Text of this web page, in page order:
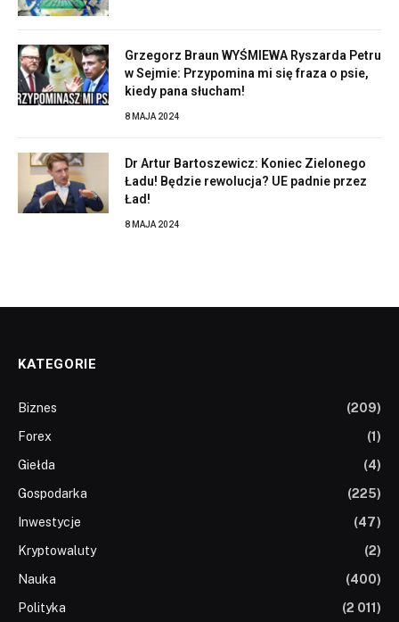
Grzegorz Braun WYŚMIEWA Ryszarda Petru
w Sejmie: Przypomina mi się fraza o psie,
kiedy pana słucham!
8 MAJA 2024
Dr Artur Bartoszewicz: Koniec Zielonego
Ładu! Będzie rewolucja? UE padnie przez
Ład!
8 MAJA 2024
KATEGORIE
Biznes
(209)
Forex
(1)
Giełda
(4)
Gospodarka
(225)
Inwestycje
(47)
Kryptowaluty
(2)
Nauka
(400)
Polityka
(2 011)